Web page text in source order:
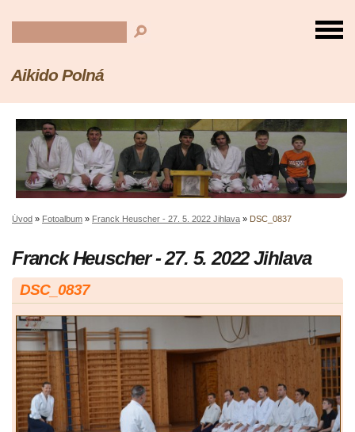
Aikido Polná
Úvod » Fotoalbum » Franck Heuscher - 27. 5. 2022 Jihlava » DSC_0837
Franck Heuscher - 27. 5. 2022 Jihlava
DSC_0837